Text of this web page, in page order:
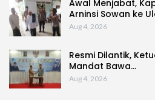
Awal Menjabat,
Arninsi Sowan ke
Aug 4, 2026
Resmi Dilantik,
Mandat Bawa…
Aug 4, 2026